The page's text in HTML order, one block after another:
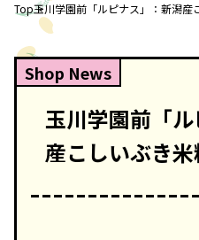
Top玉川学園前「ルピナス」：新潟産
Shop News
玉川学園前「
産こしいぶき